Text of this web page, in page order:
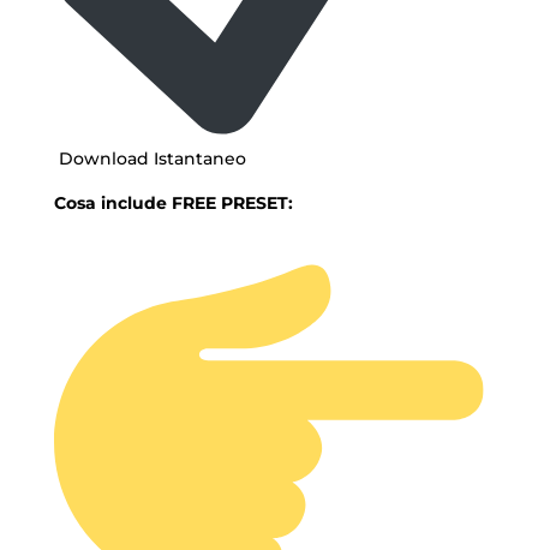
Download Istantaneo
Cosa include FREE PRESET: